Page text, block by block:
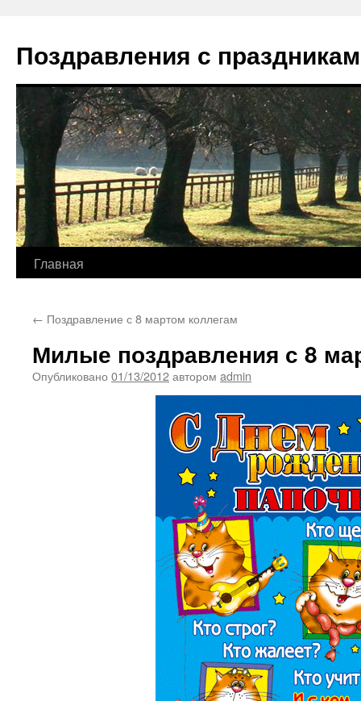
содержимому
Поздравления с
Главная
← Поздравление с 8 мартом коллегам
Милые поздравления с 8
Опубликовано 01/13/2012автором admin